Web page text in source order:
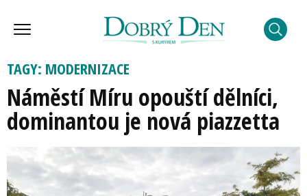
TAGY: MODERNIZACE
Náměstí Míru opouští dělníci,
dominantou je nová piazzetta